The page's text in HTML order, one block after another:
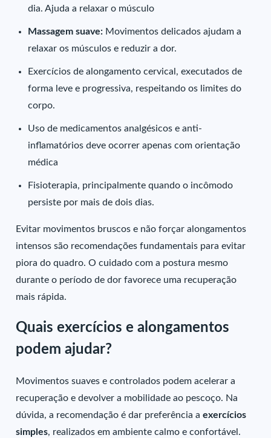
dia. Ajuda a relaxar o músculo
Massagem suave: Movimentos delicados ajudam a
relaxar os músculos e reduzir a dor.
Exercícios de alongamento cervical, executados de
forma leve e progressiva, respeitando os limites do
corpo.
Uso de medicamentos analgésicos e anti-
inflamatórios deve ocorrer apenas com orientação
médica
Fisioterapia, principalmente quando o incômodo
persiste por mais de dois dias.
Evitar movimentos bruscos e não forçar alongamentos
intensos são recomendações fundamentais para evitar
piora do quadro. O cuidado com a postura mesmo
durante o período de dor favorece uma recuperação
mais rápida.
Quais exercícios e alongamentos
podem ajudar?
Movimentos suaves e controlados podem acelerar a
recuperação e devolver a mobilidade ao pescoço. Na
dúvida, a recomendação é dar preferência aexercícios
simples, realizados em ambiente calmo e confortável.